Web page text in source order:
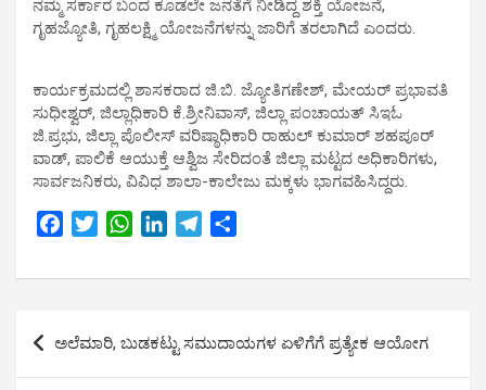
ನಮ್ಮ ಸರ್ಕಾರ ಬಂದ ಕೂಡಲೇ ಜನತೆಗೆ ನೀಡಿದ್ದ ಶಕ್ತಿ ಯೋಜನೆ,
ಗೃಹಜ್ಯೋತಿ, ಗೃಹಲಕ್ಷ್ಮಿ ಯೋಜನೆಗಳನ್ನು ಜಾರಿಗೆ ತರಲಾಗಿದೆ ಎಂದರು.
ಕಾರ್ಯಕ್ರಮದಲ್ಲಿ ಶಾಸಕರಾದ ಜಿ.ಬಿ. ಜ್ಯೋತಿಗಣೇಶ್, ಮೇಯರ್ ಪ್ರಭಾವತಿ
ಸುಧೀಶ್ವರ್, ಜಿಲ್ಲಾಧಿಕಾರಿ ಕೆ.ಶ್ರೀನಿವಾಸ್, ಜಿಲ್ಲಾ ಪಂಚಾಯತ್ ಸಿಇಓ
ಜಿ.ಪ್ರಭು, ಜಿಲ್ಲಾ ಪೊಲೀಸ್ ವರಿಷ್ಠಾಧಿಕಾರಿ ರಾಹುಲ್ ಕುಮಾರ್ ಶಹಪೂರ್
ವಾಡ್, ಪಾಲಿಕೆ ಆಯುಕ್ತೆ ಆಶ್ವಿಜ ಸೇರಿದಂತೆ ಜಿಲ್ಲಾ ಮಟ್ಟದ ಅಧಿಕಾರಿಗಳು,
ಸಾರ್ವಜನಿಕರು, ವಿವಿಧ ಶಾಲಾ-ಕಾಲೇಜು ಮಕ್ಕಳು ಭಾಗವಹಿಸಿದ್ದರು.
c
o
o
i
e
r
W
a
A
p
n
d
I
l
r
a
a
Post
navigation
ಅಲೆಮಾರಿ, ಬುಡಕಟ್ಟು ಸಮುದಾಯಗಳ ಏಳಿಗೆಗೆ ಪ್ರತ್ಯೇಕ ಆಯೋಗ